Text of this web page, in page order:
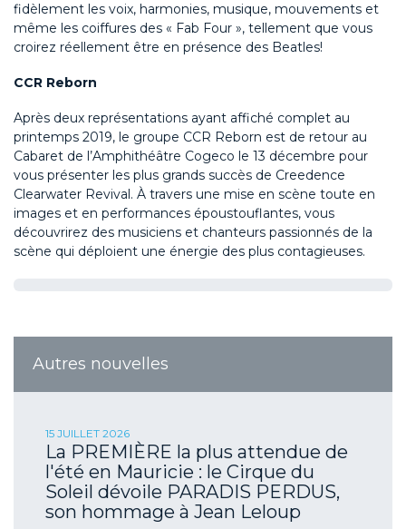
fidèlement les voix, harmonies, musique, mouvements et
même les coiffures des « Fab Four », tellement que vous
croirez réellement être en présence des Beatles!
CCR Reborn
Après deux représentations ayant affiché complet au
printemps 2019, le groupe CCR Reborn est de retour au
Cabaret de l’Amphithéâtre Cogeco le 13 décembre pour
vous présenter les plus grands succès de Creedence
Clearwater Revival. À travers une mise en scène toute en
images et en performances époustouflantes, vous
découvrirez des musiciens et chanteurs passionnés de la
scène qui déploient une énergie des plus contagieuses.
Autres nouvelles
15 JUILLET 2026
La PREMIÈRE la plus attendue de
l'été en Mauricie : le Cirque du
Soleil dévoile PARADIS PERDUS,
son hommage à Jean Leloup